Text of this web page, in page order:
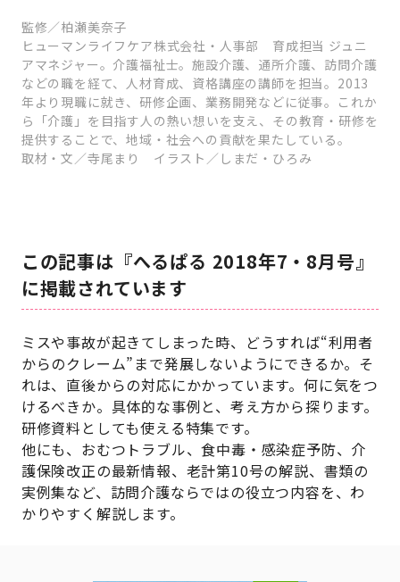
監修／柏瀬美奈子
ヒューマンライフケア株式会社・人事部 育成担当 ジュニ
アマネジャー。介護福祉士。施設介護、通所介護、訪問介護
などの職を経て、人材育成、資格講座の講師を担当。2013
年より現職に就き、研修企画、業務開発などに従事。これか
ら「介護」を目指す人の熱い想いを支え、その教育・研修を
提供することで、地域・社会への貢献を果たしている。
取材・文／寺尾まり イラスト／しまだ・ひろみ
この記事は『へるぱる 2018年7・8月号』
に掲載されています
ミスや事故が起きてしまった時、どうすれば“利用者
からのクレーム”まで発展しないようにできるか。そ
れは、直後からの対応にかかっています。何に気をつ
けるべきか。具体的な事例と、考え方から探ります。
研修資料としても使える特集です。
他にも、おむつトラブル、食中毒・感染症予防、介
護保険改正の最新情報、老計第10号の解説、書類の
実例集など、訪問介護ならではの役立つ内容を、わ
かりやすく解説します。